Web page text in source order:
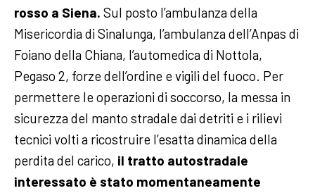
rosso a Siena. Sul posto l’ambulanza della
Misericordia di Sinalunga, l’ambulanza dell’Anpas di
Foiano della Chiana, l’automedica di Nottola,
Pegaso 2, forze dell’ordine e vigili del fuoco. Per
permettere le operazioni di soccorso, la messa in
sicurezza del manto stradale dai detriti e i rilievi
tecnici volti a ricostruire l’esatta dinamica della
perdita del carico, il tratto autostradale
interessato è stato momentaneamente